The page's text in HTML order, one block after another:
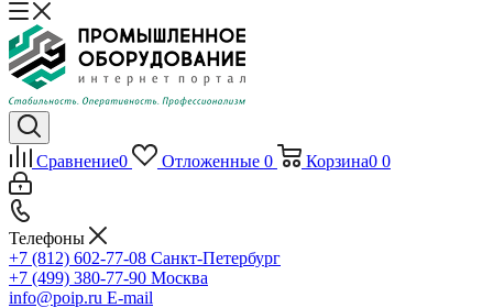
Сравнение0 Отложенные 0 Корзина0 0
Телефоны
+7 (812) 602-77-08 Санкт-Петербург
+7 (499) 380-77-90 Москва
info@poip.ru E-mail